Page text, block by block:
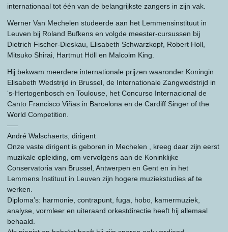
internationaal tot één van de belangrijkste zangers in zijn vak.
Werner Van Mechelen studeerde aan het Lemmensinstituut in
Leuven bij Roland Bufkens en volgde meester-cursussen bij
Dietrich Fischer-Dieskau, Elisabeth Schwarzkopf, Robert Holl,
Mitsuko Shirai, Hartmut Höll en Malcolm King.
Hij bekwam meerdere internationale prijzen waaronder Koningin
Elisabeth Wedstrijd in Brussel, de Internationale Zangwedstrijd in
‘s-Hertogenbosch en Toulouse, het Concurso Internacional de
Canto Francisco Viñas in Barcelona en de Cardiff Singer of the
World Competition.
—–
André Walschaerts, dirigent
Onze vaste dirigent is geboren in Mechelen , kreeg daar zijn eerst
muzikale opleiding, om vervolgens aan de Koninklijke
Conservatoria van Brussel, Antwerpen en Gent en in het
Lemmens Instituut in Leuven zijn hogere muziekstudies af te
werken.
Diploma’s: harmonie, contrapunt, fuga, hobo, kamermuziek,
analyse, vormleer en uiteraard orkestdirectie heeft hij allemaal
behaald.